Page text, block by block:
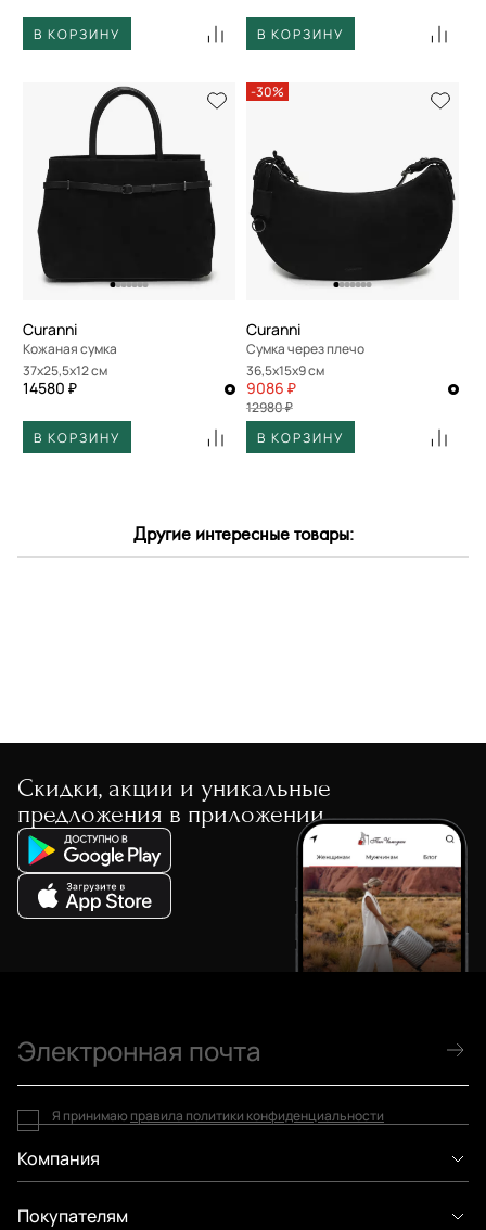
В КОРЗИНУ В КОРЗИНУ
Curanni
Кожаная сумка
37x25,5x12 см
14580 ₽
В КОРЗИНУ
-30%
Curanni
Сумка через плечо
36,5x15x9 см
9086 ₽
12980 ₽
В КОРЗИНУ
Другие интересные товары:
Скидки, акции и уникальные
предложения в приложении
Компания
Покупателям
Я принимаю правила политики конфиденциальности